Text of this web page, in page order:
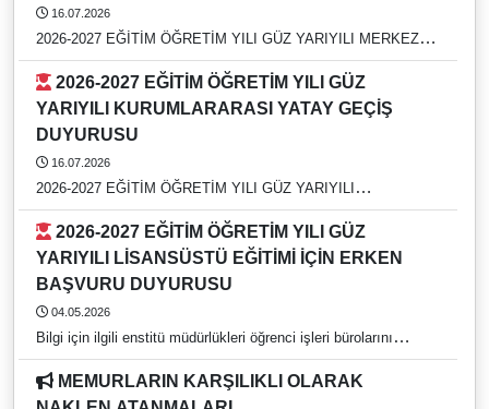
16.07.2026
2026-2027 EĞİTİM ÖĞRETİM YILI GÜZ YARIYILI MERKEZİ
YERLEŞTİRME PUANI (EK MADDE-1) İLE YATAY GEÇİŞ
DUYURUSU
YARIYILI KURUMLARARASI YATAY GEÇİŞ
DUYURUSU
16.07.2026
2026-2027 EĞİTİM ÖĞRETİM YILI GÜZ YARIYILI
KURUMLARARASI YATAY GEÇİŞ DUYURUSU
YARIYILI LİSANSÜSTÜ EĞİTİMİ İÇİN ERKEN
BAŞVURU DUYURUSU
04.05.2026
Bilgi için ilgili enstitü müdürlükleri öğrenci işleri bürolarını
arayınız. https://rehber.adu.edu.tr/